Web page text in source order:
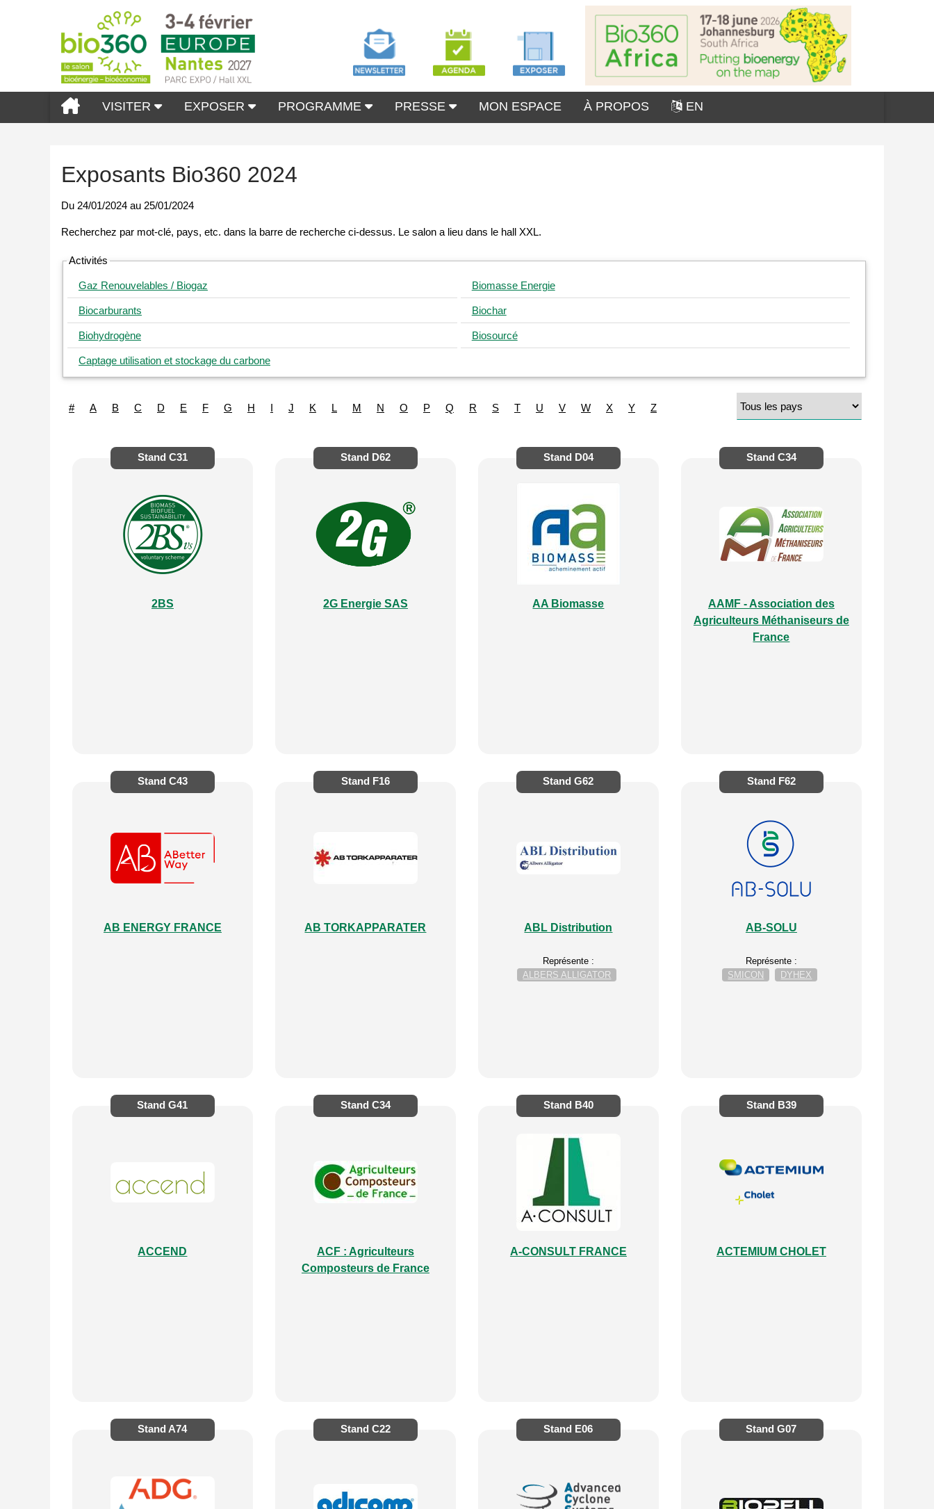
VISITER EXPOSER PROGRAMME PRESSE MON ESPACE À PROPOS EN
Exposants Bio360 2024
Du 24/01/2024 au 25/01/2024
Activités
Gaz Renouvelables / Biogaz Biomasse Energie
Biocarburants Biochar
Biohydrogène Biosourcé
Captage utilisation et stockage du carbone
# A B C D E F G H I J K L M N O P Q R S T U V W X Y Z
Stand C31
2BS
Stand D62
2G Energie SAS
Stand D04
AA Biomasse
Stand C34
AAMF - Association des
Agriculteurs Méthaniseurs de
France
Stand C43
AB ENERGY FRANCE
Stand F16
AB TORKAPPARATER
Stand G62
ABL Distribution
Représente :
ALBERS ALLIGATOR
Stand F62
AB-SOLU
Représente :
SMICON
DYHEX
Stand G41
ACCEND
Stand C34
ACF : Agriculteurs
Composteurs de France
Stand B40
A-CONSULT FRANCE
Stand B39
ACTEMIUM CHOLET
Stand A74 Stand C22 Stand E06 Stand G07